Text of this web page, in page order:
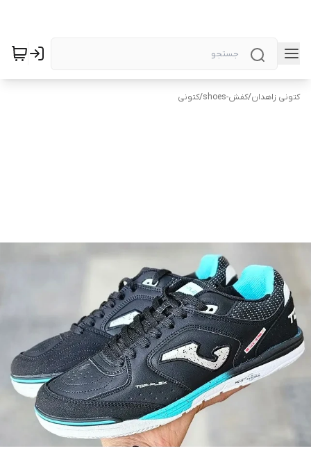
کتونی زاهدان/کفش-shoes /کتونی